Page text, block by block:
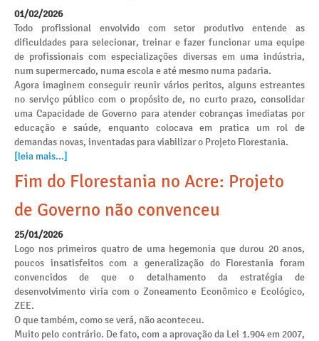
01/02/2026
Todo profissional envolvido com setor produtivo entende as
dificuldades para selecionar, treinar e fazer funcionar uma equipe
de profissionais com especializações diversas em uma indústria,
num supermercado, numa escola e até mesmo numa padaria.
Agora imaginem conseguir reunir vários peritos, alguns estreantes
no serviço público com o propósito de, no curto prazo, consolidar
uma Capacidade de Governo para atender cobranças imediatas por
educação e saúde, enquanto colocava em pratica um rol de
demandas novas, inventadas para viabilizar o Projeto Florestania.
[leia mais...]
Fim do Florestania no Acre: Projeto
de Governo não convenceu
25/01/2026
Logo nos primeiros quatro de uma hegemonia que durou 20 anos,
poucos insatisfeitos com a generalização do Florestania foram
convencidos de que o detalhamento da estratégia de
desenvolvimento viria com o Zoneamento Econômico e Ecológico,
ZEE.
O que também, como se verá, não aconteceu.
Muito pelo contrário. De fato, com a aprovação da Lei 1.904 em 2007,